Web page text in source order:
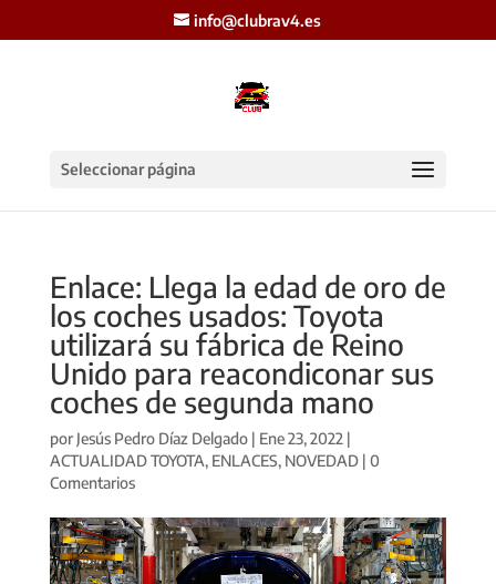
info@clubrav4.es
Seleccionar página
Enlace: Llega la edad de oro de
los coches usados: Toyota
utilizará su fábrica de Reino
Unido para reacondiconar sus
coches de segunda mano
por Jesús Pedro Díaz Delgado| Ene 23, 2022|
ACTUALIDAD TOYOTA, ENLACES, NOVEDAD| 0
Comentarios